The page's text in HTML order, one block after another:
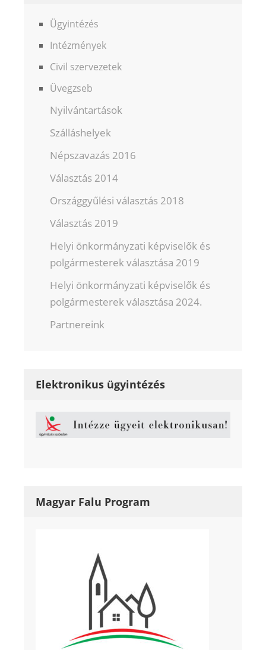
Ügyintézés
Intézmények
Civil szervezetek
Üvegzseb
Nyilvántartások
Szálláshelyek
Népszavazás 2016
Választás 2014
Országgyűlési választás 2018
Választás 2019
Helyi önkormányzati képviselők és
polgármesterek választása 2019
Helyi önkormányzati képviselők és
polgármesterek választása 2024.
Partnereink
Elektronikus ügyintézés
Magyar Falu Program